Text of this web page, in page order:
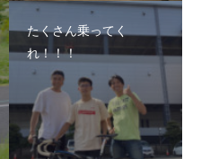
たくさん乗ってく
れ！！！